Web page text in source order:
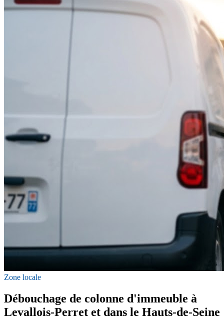
Zone locale
Débouchage de colonne d'immeuble à
Levallois-Perret et dans le Hauts-de-Seine